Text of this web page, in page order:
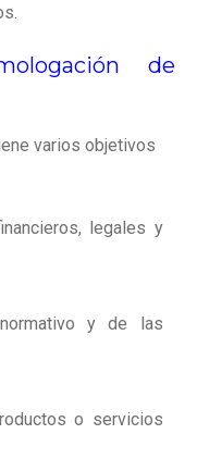
.
de
varios objetivos
legales y
y de las
o servicios